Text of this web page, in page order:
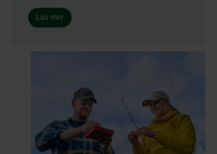
Läs mer